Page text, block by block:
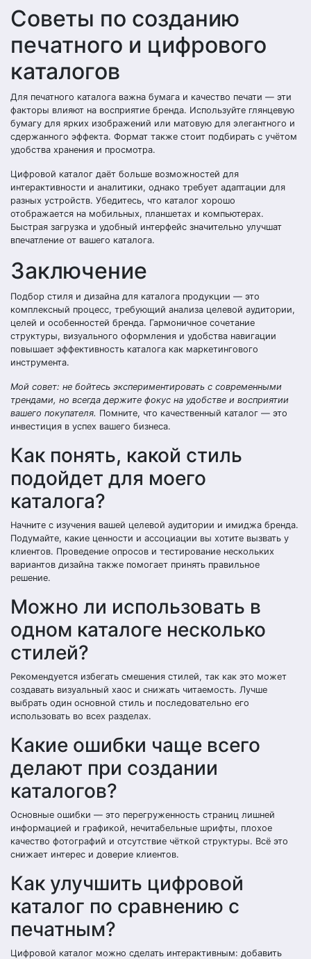
Советы по созданию
печатного и цифрового
каталогов
Для печатного каталога важна бумага и качество печати — эти
факторы влияют на восприятие бренда. Используйте глянцевую
бумагу для ярких изображений или матовую для элегантного и
сдержанного эффекта. Формат также стоит подбирать с учётом
удобства хранения и просмотра.
Цифровой каталог даёт больше возможностей для
интерактивности и аналитики, однако требует адаптации для
разных устройств. Убедитесь, что каталог хорошо
отображается на мобильных, планшетах и компьютерах.
Быстрая загрузка и удобный интерфейс значительно улучшат
впечатление от вашего каталога.
Заключение
Подбор стиля и дизайна для каталога продукции — это
комплексный процесс, требующий анализа целевой аудитории,
целей и особенностей бренда. Гармоничное сочетание
структуры, визуального оформления и удобства навигации
повышает эффективность каталога как маркетингового
инструмента.
Мой совет: не бойтесь экспериментировать с современными
трендами, но всегда держите фокус на удобстве и восприятии
вашего покупателя. Помните, что качественный каталог — это
инвестиция в успех вашего бизнеса.
Как понять, какой стиль
подойдет для моего
каталога?
Начните с изучения вашей целевой аудитории и имиджа бренда.
Подумайте, какие ценности и ассоциации вы хотите вызвать у
клиентов. Проведение опросов и тестирование нескольких
вариантов дизайна также помогает принять правильное
решение.
Можно ли использовать в
одном каталоге несколько
стилей?
Рекомендуется избегать смешения стилей, так как это может
создавать визуальный хаос и снижать читаемость. Лучше
выбрать один основной стиль и последовательно его
использовать во всех разделах.
Какие ошибки чаще всего
делают при создании
каталогов?
Основные ошибки — это перегруженность страниц лишней
информацией и графикой, нечитабельные шрифты, плохое
качество фотографий и отсутствие чёткой структуры. Всё это
снижает интерес и доверие клиентов.
Как улучшить цифровой
каталог по сравнению с
печатным?
Цифровой каталог можно сделать интерактивным: добавить